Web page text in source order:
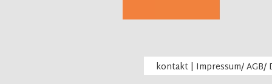
kontakt | Impressum/